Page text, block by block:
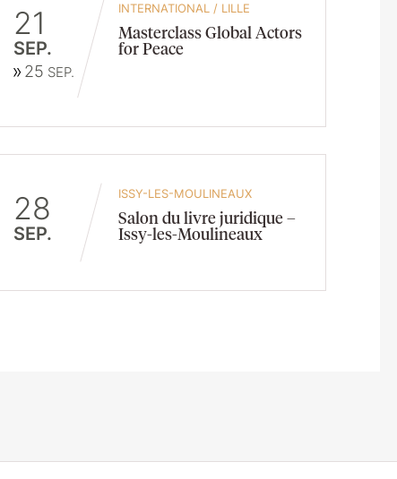
21
SEP.
25 SEP.
INTERNATIONAL / LILLE
Masterclass Global Actors
for Peace
28
SEP.
ISSY-LES-MOULINEAUX
Salon du livre juridique –
Issy-les-Moulineaux